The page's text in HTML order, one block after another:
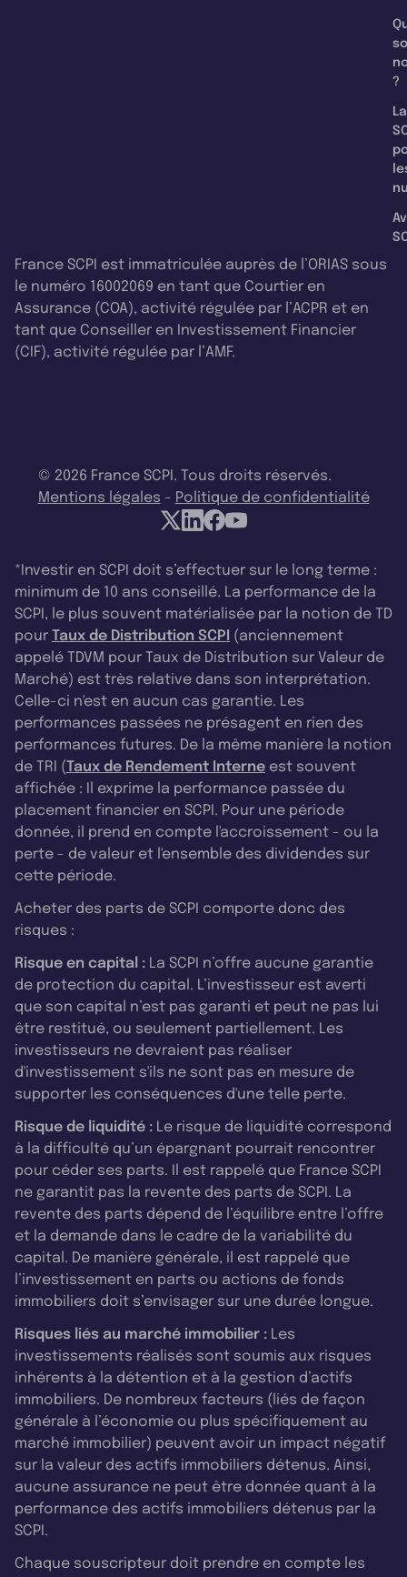
?
La
France SCPI est immatriculée auprès de l’ORIAS sous
le numéro 16002069 en tant que Courtier en
Assurance (COA), activité régulée par l’ACPR et en
tant que Conseiller en Investissement Financier
(CIF), activité régulée par l’AMF.
© 2026 France SCPI. Tous droits réservés.
Mentions légales - Politique de confidentialité
*Investir en SCPI doit s’effectuer sur le long terme :
minimum de 10 ans conseillé. La performance de la
SCPI, le plus souvent matérialisée par la notion de TD
pour Taux de Distribution SCPI (anciennement
appelé TDVM pour Taux de Distribution sur Valeur de
Marché) est très relative dans son interprétation.
Celle-ci n'est en aucun cas garantie. Les
performances passées ne présagent en rien des
performances futures. De la même manière la notion
de TRI (Taux de Rendement Interne est souvent
affichée : Il exprime la performance passée du
placement financier en SCPI. Pour une période
donnée, il prend en compte l'accroissement - ou la
perte - de valeur et l'ensemble des dividendes sur
cette période.
Acheter des parts de SCPI comporte donc des
risques :
Risque en capital : La SCPI n’offre aucune garantie
de protection du capital. L’investisseur est averti
que son capital n’est pas garanti et peut ne pas lui
être restitué, ou seulement partiellement. Les
investisseurs ne devraient pas réaliser
d'investissement s'ils ne sont pas en mesure de
supporter les conséquences d'une telle perte.
Risque de liquidité : Le risque de liquidité correspond
à la difficulté qu’un épargnant pourrait rencontrer
pour céder ses parts. Il est rappelé que France SCPI
ne garantit pas la revente des parts de SCPI. La
revente des parts dépend de l’équilibre entre l’offre
et la demande dans le cadre de la variabilité du
capital. De manière générale, il est rappelé que
l’investissement en parts ou actions de fonds
immobiliers doit s’envisager sur une durée longue.
Risques liés au marché immobilier : Les
investissements réalisés sont soumis aux risques
inhérents à la détention et à la gestion d’actifs
immobiliers. De nombreux facteurs (liés de façon
générale à l’économie ou plus spécifiquement au
marché immobilier) peuvent avoir un impact négatif
sur la valeur des actifs immobiliers détenus. Ainsi,
aucune assurance ne peut être donnée quant à la
performance des actifs immobiliers détenus par la
SCPI.
Chaque souscripteur doit prendre en compte les